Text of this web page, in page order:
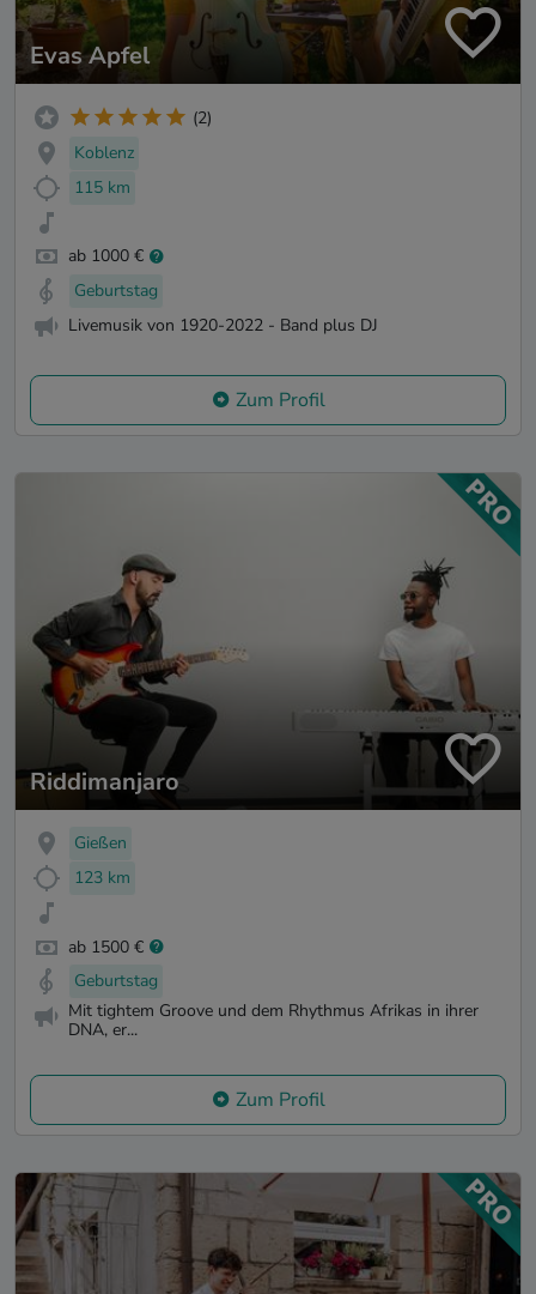
Evas Apfel
(2)
Koblenz
115 km
ab 1000 €
Geburtstag
Livemusik von 1920-2022 - Band plus DJ
Zum Profil
Riddimanjaro
Gießen
123 km
ab 1500 €
Geburtstag
Mit tightem Groove und dem Rhythmus Afrikas in ihrer
DNA, er...
Zum Profil